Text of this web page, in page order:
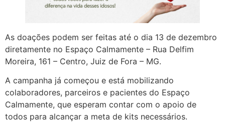
As doações podem ser feitas até o dia 13 de dezembro
diretamente no Espaço Calmamente – Rua Delfim
Moreira, 161 – Centro, Juiz de Fora – MG.
A campanha já começou e está mobilizando
colaboradores, parceiros e pacientes do Espaço
Calmamente, que esperam contar com o apoio de
todos para alcançar a meta de kits necessários.